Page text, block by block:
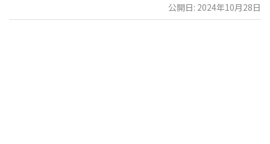
公開日: 2024年10月28日